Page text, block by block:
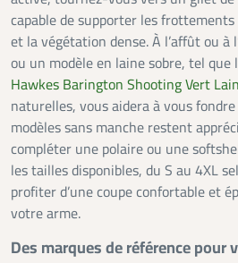
capable de supporter les
et la végétation dense. À l’affût ou à
ou un modèle en laine sobre, tel que
Hawkes Barington Shooting Vert
naturelles, vous aidera à vous fondre
modèles sans manche restent
compléter une polaire ou une
les tailles disponibles, du S au 4XL
profiter d’une coupe confortable et
votre arme.
Des marques de référence pour